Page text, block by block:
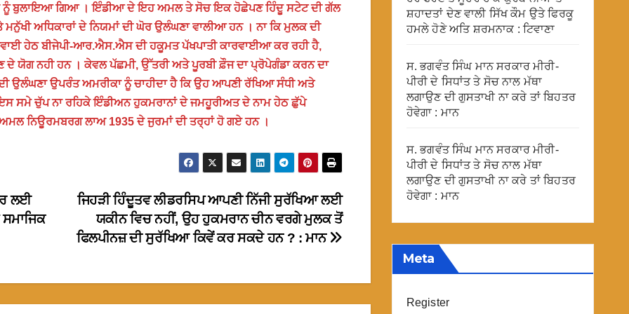
ਨੂੰ ਬੁਲਾਇਆ ਗਿਆ । ਇੰਡੀਆ ਦੇ ਇਹ ਅਮਲ ਤੇ ਸੋਚ ਇਕ ਹੋਛੇਪਣ ਹਿੰਦੂ ਸਟੇਟ ਦੀ ਗੱਲ
ਅਧਿਕਾਰਾਂ ਦੇ ਨਿਯਮਾਂ ਦੀ ਘੋਰ ਉਲੰਘਣਾ ਵਾਲੀਆ ਹਨ । ਨਾ ਕਿ ਮੁਲਕ ਦੀ
ਹੇਠ ਬੀਜੇਪੀ-ਆਰ.ਐਸ.ਐਸ ਦੀ ਹਕੂਮਤ ਪੱਖਪਾਤੀ ਕਾਰਵਾਈਆ ਕਰ ਰਹੀ ਹੈ,
ਯੋਗ ਨਹੀ ਹਨ । ਕੇਵਲ ਪੱਛਮੀ, ਉੱਤਰੀ ਅਤੇ ਪੂਰਬੀ ਫ਼ੌਜ ਦਾ ਪ੍ਰੋਪੇਗੰਡਾ ਕਰਨ ਦਾ
ਉਲੰਘਣਾ ਉਪਰੰਤ ਅਮਰੀਕਾ ਨੂੰ ਚਾਹੀਦਾ ਹੈ ਕਿ ਉਹ ਆਪਣੀ ਰੱਖਿਆ ਸੰਧੀ ਅਤੇ
ਸਮੇ ਚੁੱਪ ਨਾ ਰਹਿਕੇ ਇੰਡੀਅਨ ਹੁਕਮਰਾਨਾਂ ਦੇ ਜਮਹੂਰੀਅਤ ਦੇ ਨਾਮ ਹੇਠ ਛੁੱਪੇ
ਨਿਊਰਮਬਰਗ ਲਾਅ 1935 ਦੇ ਜੁਰਮਾਂ ਦੀ ਤਰ੍ਹਾਂ ਹੋ ਗਏ ਹਨ ।
ਜਿਹੜੀ ਹਿੰਦੂਤਵ ਲੀਡਰਸਿਪ ਆਪਣੀ ਨਿੱਜੀ ਸੁਰੱਖਿਆ ਲਈ
ਯਕੀਨ ਵਿਚ ਨਹੀਂ, ਉਹ ਹੁਕਮਰਾਨ ਚੀਨ ਵਰਗੇ ਮੁਲਕ ਤੋਂ
ਫਿਲਪੀਨਜ਼ ਦੀ ਸੁਰੱਖਿਆ ਕਿਵੇਂ ਕਰ ਸਕਦੇ ਹਨ ? : ਮਾਨ
ਲਈ
ਸ਼ਹਾਦਤਾਂ ਦੇਣ ਵਾਲੀ ਸਿੱਖ ਕੌਮ ਉਤੇ ਫਿਰਕੂ
ਹਮਲੇ ਹੋਣੇ ਅਤਿ ਸ਼ਰਮਨਾਕ : ਟਿਵਾਣਾ
ਸ. ਭਗਵੰਤ ਸਿੰਘ ਮਾਨ ਸਰਕਾਰ ਮੀਰੀ-
ਪੀਰੀ ਦੇ ਸਿਧਾਂਤ ਤੇ ਸੋਚ ਨਾਲ ਮੱਥਾ
ਲਗਾਉਣ ਦੀ ਗੁਸਤਾਖੀ ਨਾ ਕਰੇ ਤਾਂ ਬਿਹਤਰ
ਹੋਵੇਗਾ : ਮਾਨ
ਸ. ਭਗਵੰਤ ਸਿੰਘ ਮਾਨ ਸਰਕਾਰ ਮੀਰੀ-
ਪੀਰੀ ਦੇ ਸਿਧਾਂਤ ਤੇ ਸੋਚ ਨਾਲ ਮੱਥਾ
ਲਗਾਉਣ ਦੀ ਗੁਸਤਾਖੀ ਨਾ ਕਰੇ ਤਾਂ ਬਿਹਤਰ
ਹੋਵੇਗਾ : ਮਾਨ
Meta
Register